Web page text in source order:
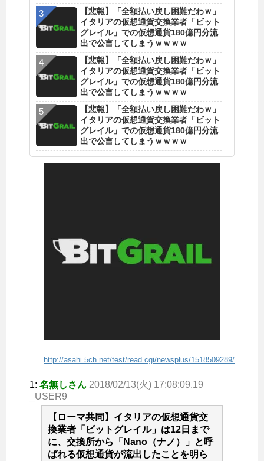
【悲報】「全額払い戻し困難だわｗ」
イタリアの仮想通貨交換業者「ビット
グレイル」での仮想通貨180億円分流
出で公言してしまうｗｗｗｗ
【悲報】「全額払い戻し困難だわｗ」
イタリアの仮想通貨交換業者「ビット
グレイル」での仮想通貨180億円分流
出で公言してしまうｗｗｗｗ
【悲報】「全額払い戻し困難だわｗ」
イタリアの仮想通貨交換業者「ビット
グレイル」での仮想通貨180億円分流
出で公言してしまうｗｗｗｗ
http://asahi.5ch.net/test/read.cgi/newsplus/1518509289/
1: 名無しさん 2018/02/13(火) 17:08:09.19
_USER9
【ローマ共同】イタリアの仮想通貨交
換業者「ビットグレイル」は12日まで
に、交換所から「Nano（ナノ）」と呼
ばれる仮想通貨が流出したことを明ら